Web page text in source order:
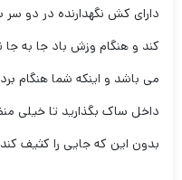
دارای کش نگهدارنده در دو
کند و هنگام وزش باد جا به
می باشد و اینکه شما هنگام
داخل ساک بگذارید تا خیلی
بدون این که جایی را کثیف